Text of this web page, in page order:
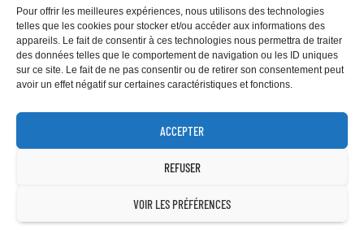
Pour offrir les meilleures expériences, nous utilisons des technologies
telles que les cookies pour stocker et/ou accéder aux informations des
appareils. Le fait de consentir à ces technologies nous permettra de traiter
des données telles que le comportement de navigation ou les ID uniques
sur ce site. Le fait de ne pas consentir ou de retirer son consentement peut
avoir un effet négatif sur certaines caractéristiques et fonctions.
ACCEPTER
REFUSER
VOIR LES PRÉFÉRENCES
2025 AOP MALEPÈRE. TOUS DROITS RÉSERVÉS.MENTIONS LÉGALES